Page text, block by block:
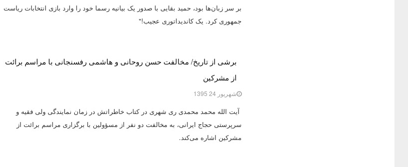
بر سر زبان‌ها بود، حمید بقایی با صدور یک بیانیه رسما خود را وارد بازی انتخابات ریاست
جمهوری کرد. یک کاندیداتوری عجیب!"
برشی از تاریخ/ مخالفت حسن روحانی و هاشمی رفسنجانی با مراسم برائت
از مشرکین
شهریور 24 1395
آیت الله محمد محمدی ری شهری در کتاب خاطراتش در زمان نمایندگی ولی فقیه و
سرپرستی حجاج ایرانی، به مخالفت دو نفر از مسؤولین با برگزاری مراسم برائت از
مشرکین اشاره می‌کند.